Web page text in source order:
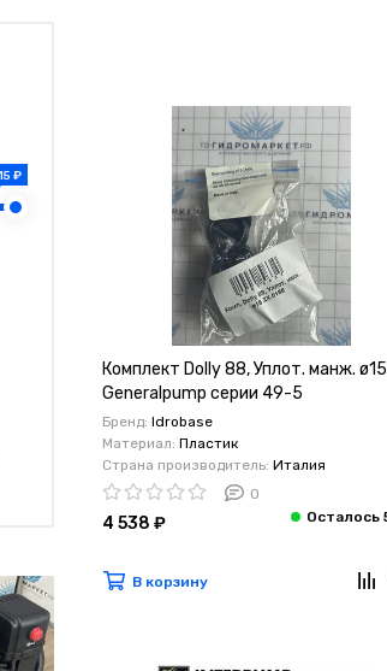
₽
Комплект Dolly 88, Уплот. манж. ø15
Generalpump серии 49-5
Бренд: Idrobase
Материал: Пластик
Страна производитель: Италия
0
4 538 ₽
В корзину